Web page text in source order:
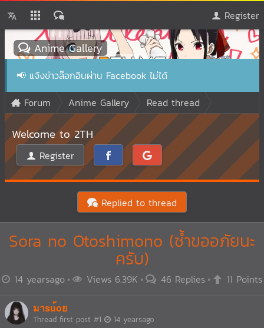
Register
Anime Gallery
📢 แจ้งข่าวล๊อกอินผ่าน Facebook ไม่ได้
Forum
Anime Gallery Read thread
Welcome to 2TH
Register
Replied to thread
Sora no Otoshimono (ซ้ำขออภัยนะ
ครับ)
14 yearsago Views 6.39K 46 Replies 11 Points
มาsu้oย
Thread first post #1 14 yearsago